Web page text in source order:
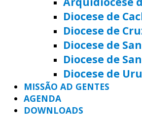
Diocese de
Diocese de
Diocese de
Diocese de
Diocese de
MISSÃO AD GENTES
AGENDA
DOWNLOADS